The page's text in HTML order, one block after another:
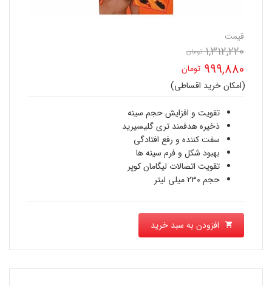
قیمت
1,312,220 تومان
اصلی
1,312,220 تومان
بود.
999,880 تومان
قیمت
فعلی
999,880 تومان
است.
(امکان خرید اقساطی)
تقویت و افزایش حجم سینه
ذخیره هدفمند تری گلیسیرید
سفت کننده و رفع افتادگی
بهبود شکل و فرم سینه ها
تقویت اتصالات لیگامان کوپر
حجم 230 میلی لیتر
افزودن به سبد خرید